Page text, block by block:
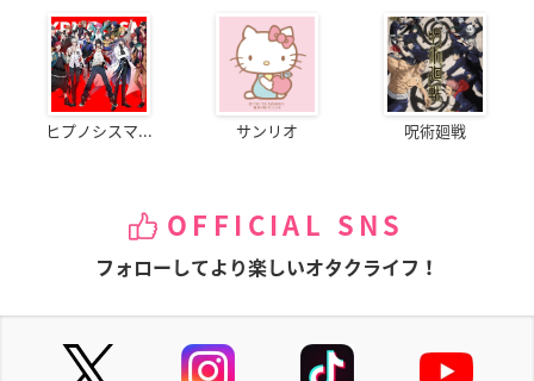
ヒプノシスマ... サンリオ 呪術廻戦
OFFICIAL SNS
フォローしてより楽しいオタクライフ！